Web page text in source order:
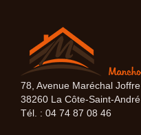
78, Avenue Maréchal Joffre
38260 La Côte-Saint-André
Tél. : 04 74 87 08 46